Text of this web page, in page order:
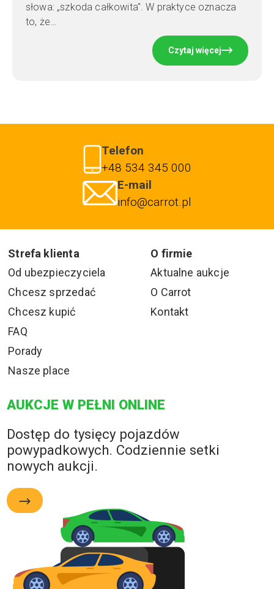
słowa: „szkoda całkowita". W praktyce oznacza
to, że…
Czytaj więcej
Telefon
+48 534 345 000
E-mail
info@carrot.pl
Strefa klienta
O firmie
Od ubezpieczyciela
Chcesz sprzedać
Chcesz kupić
FAQ
Porady
Nasze place
Aktualne aukcje
O Carrot
Kontakt
AUKCJE W PEŁNI ONLINE
Dostęp do tysięcy pojazdów
powypadkowych. Codziennie setki
nowych aukcji.